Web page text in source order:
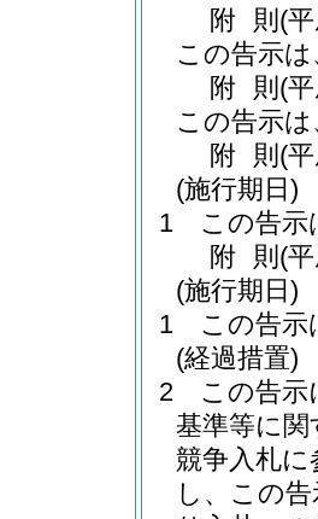
附 則 (
この告示
附 則 (
この告示
附 則 (
(施行期日)
1
この告示
附 則 (
(施行期日)
1
この告示
(経過措置)
2
この告示
基準等に
競争入札
し、この